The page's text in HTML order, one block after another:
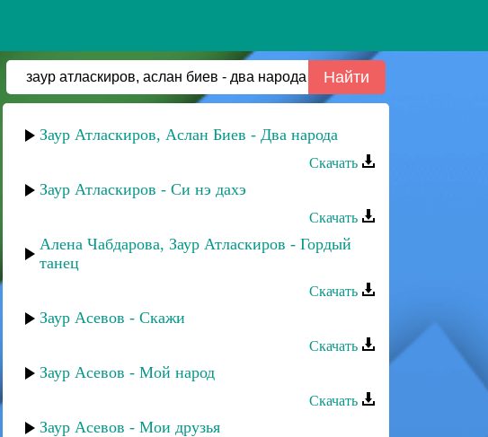
Заур Атласкиров, Аслан Биев - Два народа
Скачать
Заур Атласкиров - Си нэ дахэ
Скачать
Алена Чабдарова, Заур Атласкиров - Гордый
танец
Скачать
Заур Асевов - Скажи
Скачать
Заур Асевов - Мой народ
Скачать
Заур Асевов - Мои друзья